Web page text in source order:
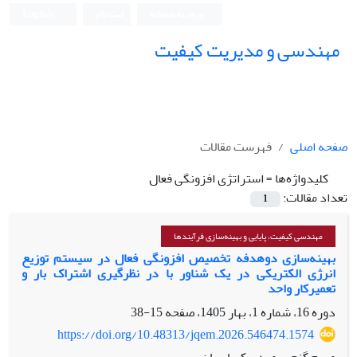
مهندسی و مدیریت کیفیت
صفحه اصلی
فهرست مقالات
کلیدواژه‌ها =استراتژی افزونگی فعال
تعداد مقالات:
1
مهندسی کیفیت، پایایی و بهینه‌سازی فرآیندها
بهینه‌سازی دوهدفه تخصیص افزونگی فعال در سیستم توزیع
انرژی الکتریکی در یک شناور با در نظرگیری اشتراک بار و
تعمیرکار واحد
دوره 16، شماره 1، بهار 1405، صفحه
15-38
https://doi.org/10.48313/jqem.2026.546474.1574